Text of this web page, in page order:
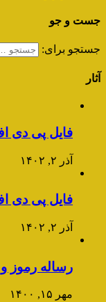
جست و جو
جستجو برای:
آثار
فایل پی دی
آذر ۲, ۱۴۰۲
فایل پی دی
آذر ۲, ۱۴۰۲
رساله رموز و
مهر ۱۵, ۱۴۰۰